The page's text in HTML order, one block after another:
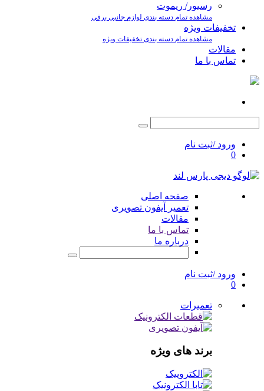
رسیور/ ریموت
مشاهده تمام دسته بندی لوازم جانبی برقی
تخفیفات ویژه
مشاهده تمام دسته بندی تخفیفات ویژه
مقالات
تماس با ما
ورود /ثبت نام
0
صفحه اصلی
تعمیر آیفون تصویری
مقالات
تماس با ما
درباره ما
ورود /ثبت نام
0
تعمیرات
برند های ویژه